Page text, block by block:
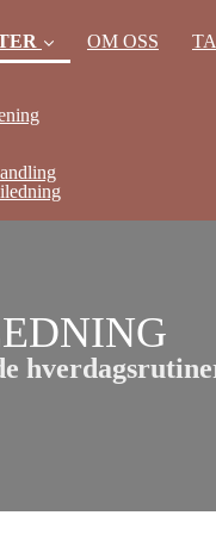
OM OSS